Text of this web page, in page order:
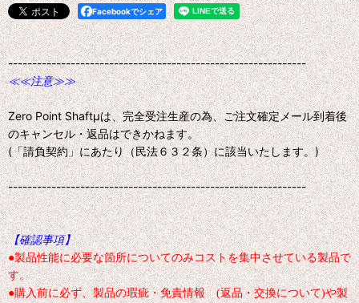
Facebookでシェア
--------------------------------------------------------------
≪≪注意≫≫
Zero Point Shaftμは、完全受注生産の為、ご注文確定メール到着後
のキャンセル・返品はできかねます。
(「請負契約」にあたり（民法６３２条）に該当いたします。)
--------------------------------------------------------------
【確認事項】
●製品性能に必要な箇所についてのみコストを集中させている製品で
す。
●購入前に必ず、製品の瑕疵・免責情報 (返品・交換について)や製